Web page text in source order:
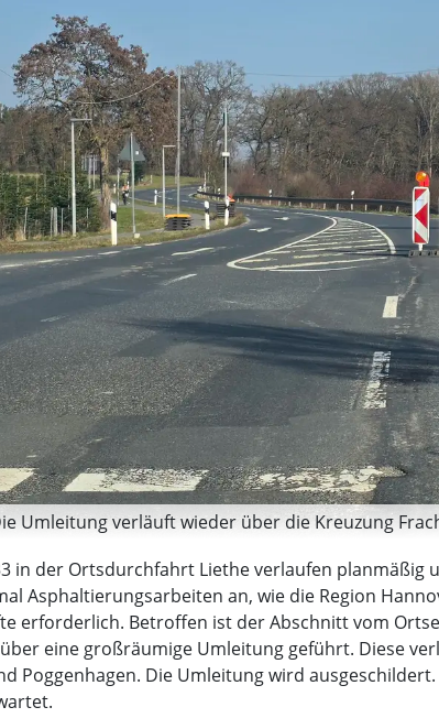
Umleitung verläuft wieder über die Kreuzung
in der Ortsdurchfahrt Liethe verlaufen
Asphaltierungsarbeiten an, wie die Region
erforderlich. Betroffen ist der Abschnitt vom
eine großräumige Umleitung geführt. Diese
Poggenhagen. Die Umleitung wird